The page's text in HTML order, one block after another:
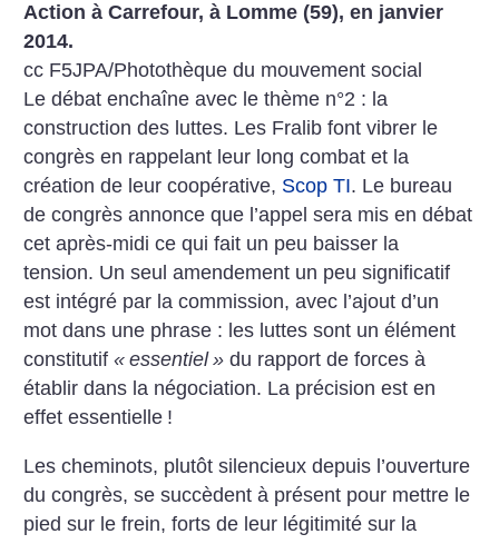
Action à Carrefour, à Lomme (59), en janvier
2014.
cc F5JPA/Photothèque du mouvement social
Le débat enchaîne avec le thème n°2 : la
construction des luttes. Les Fralib font vibrer le
congrès en rappelant leur long combat et la
création de leur coopérative, Scop TI. Le bureau
de congrès annonce que l’appel sera mis en débat
cet après-midi ce qui fait un peu baisser la
tension. Un seul amendement un peu significatif
est intégré par la commission, avec l’ajout d’un
mot dans une phrase : les luttes sont un élément
constitutif« essentiel » du rapport de forces à
établir dans la négociation. La précision est en
effet essentielle !
Les cheminots, plutôt silencieux depuis l’ouverture
du congrès, se succèdent à présent pour mettre le
pied sur le frein, forts de leur légitimité sur la